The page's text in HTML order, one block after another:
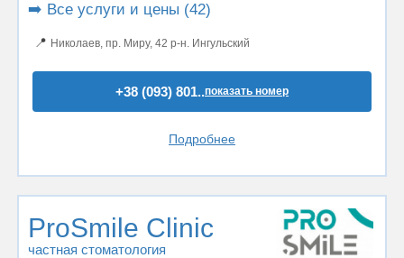
➡️ Все услуги и цены (42)
📍 Николаев, пр. Миру, 42 р-н. Ингульский
+38 (093) 801..показать номер
Подробнее
ProSmile Clinic
частная стоматология